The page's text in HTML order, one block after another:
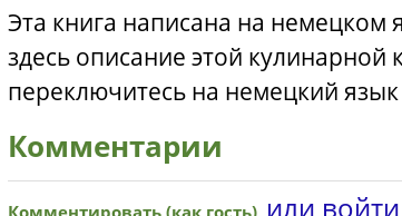
Эта книга написана на
здесь описание этой кулинарной
переключитесь на немецкий
Комментарии